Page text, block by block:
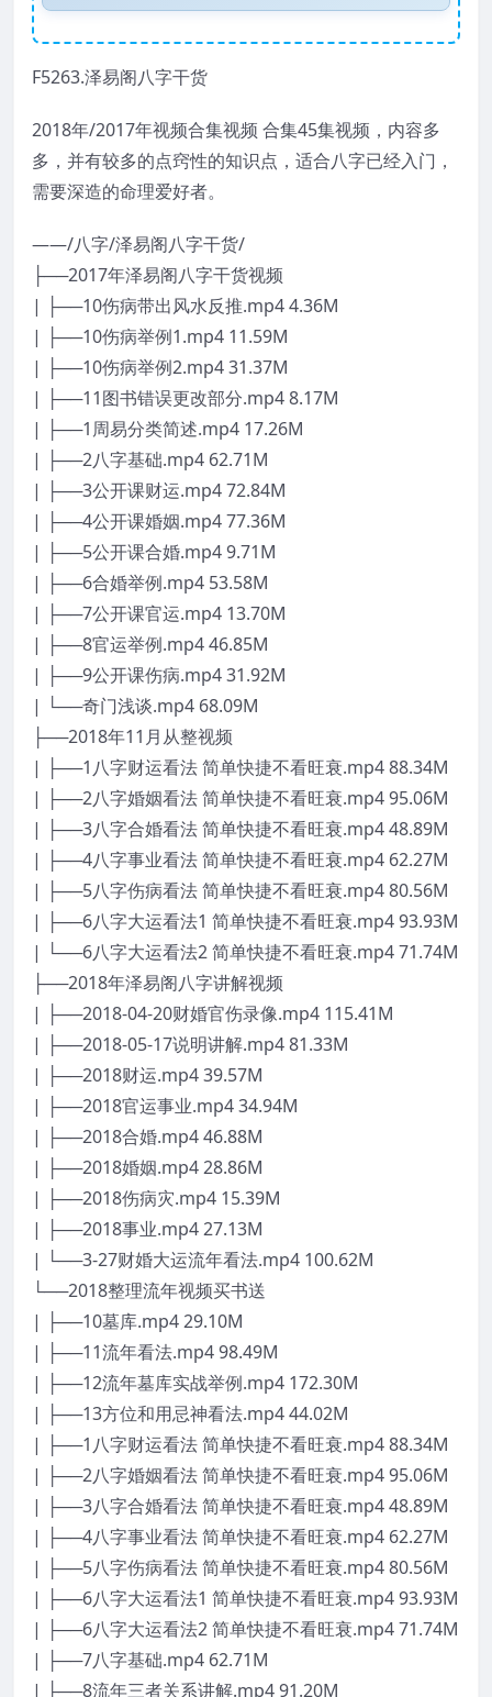
F5263.泽易阁八字干货
2018年/2017年视频合集视频 合集45集视频，内容多
多，并有较多的点窍性的知识点，适合八字已经入门，
需要深造的命理爱好者。
——/八字/泽易阁八字干货/
├──2017年泽易阁八字干货视频
| ├──10伤病带出风水反推.mp4 4.36M
| ├──10伤病举例1.mp4 11.59M
| ├──10伤病举例2.mp4 31.37M
| ├──11图书错误更改部分.mp4 8.17M
| ├──1周易分类简述.mp4 17.26M
| ├──2八字基础.mp4 62.71M
| ├──3公开课财运.mp4 72.84M
| ├──4公开课婚姻.mp4 77.36M
| ├──5公开课合婚.mp4 9.71M
| ├──6合婚举例.mp4 53.58M
| ├──7公开课官运.mp4 13.70M
| ├──8官运举例.mp4 46.85M
| ├──9公开课伤病.mp4 31.92M
| └──奇门浅谈.mp4 68.09M
├──2018年11月从整视频
| ├──1八字财运看法 简单快捷不看旺衰.mp4 88.34M
| ├──2八字婚姻看法 简单快捷不看旺衰.mp4 95.06M
| ├──3八字合婚看法 简单快捷不看旺衰.mp4 48.89M
| ├──4八字事业看法 简单快捷不看旺衰.mp4 62.27M
| ├──5八字伤病看法 简单快捷不看旺衰.mp4 80.56M
| ├──6八字大运看法1 简单快捷不看旺衰.mp4 93.93M
| └──6八字大运看法2 简单快捷不看旺衰.mp4 71.74M
├──2018年泽易阁八字讲解视频
| ├──2018-04-20财婚官伤录像.mp4 115.41M
| ├──2018-05-17说明讲解.mp4 81.33M
| ├──2018财运.mp4 39.57M
| ├──2018官运事业.mp4 34.94M
| ├──2018合婚.mp4 46.88M
| ├──2018婚姻.mp4 28.86M
| ├──2018伤病灾.mp4 15.39M
| ├──2018事业.mp4 27.13M
| └──3-27财婚大运流年看法.mp4 100.62M
└──2018整理流年视频买书送
| ├──10墓库.mp4 29.10M
| ├──11流年看法.mp4 98.49M
| ├──12流年墓库实战举例.mp4 172.30M
| ├──13方位和用忌神看法.mp4 44.02M
| ├──1八字财运看法 简单快捷不看旺衰.mp4 88.34M
| ├──2八字婚姻看法 简单快捷不看旺衰.mp4 95.06M
| ├──3八字合婚看法 简单快捷不看旺衰.mp4 48.89M
| ├──4八字事业看法 简单快捷不看旺衰.mp4 62.27M
| ├──5八字伤病看法 简单快捷不看旺衰.mp4 80.56M
| ├──6八字大运看法1 简单快捷不看旺衰.mp4 93.93M
| ├──6八字大运看法2 简单快捷不看旺衰.mp4 71.74M
| ├──7八字基础.mp4 62.71M
| ├──8流年三者关系讲解.mp4 91.20M